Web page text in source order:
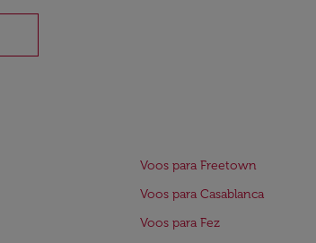
Voos para Freetown
Voos para Casablanca
Voos para Fez